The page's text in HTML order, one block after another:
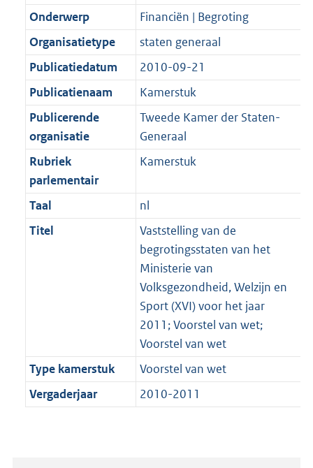
Onderwerp
Financiën | Begroting
Organisatietype
staten generaal
Publicatiedatum
2010-09-21
Publicatienaam
Kamerstuk
Publicerende
organisatie
Tweede Kamer der Staten-
Generaal
Rubriek
parlementair
Kamerstuk
Taal
nl
Titel
Vaststelling van de
begrotingsstaten van het
Ministerie van
Volksgezondheid, Welzijn en
Sport (XVI) voor het jaar
2011; Voorstel van wet;
Voorstel van wet
Type kamerstuk
Voorstel van wet
Vergaderjaar
2010-2011